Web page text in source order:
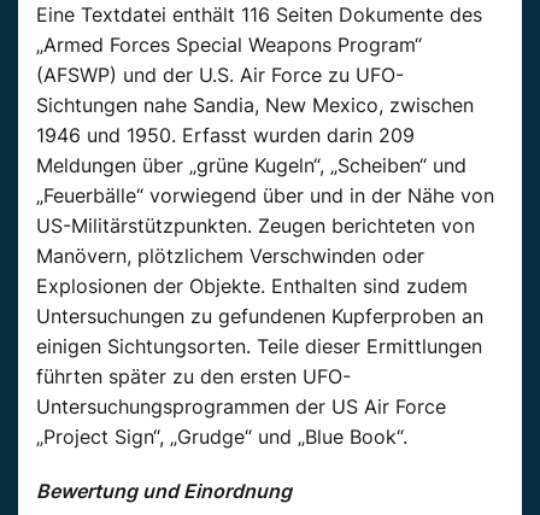
Eine Textdatei enthält 116 Seiten Dokumente des
„Armed Forces Special Weapons Program“
(AFSWP) und der U.S. Air Force zu UFO-
Sichtungen nahe Sandia, New Mexico, zwischen
1946 und 1950. Erfasst wurden darin 209
Meldungen über „grüne Kugeln“, „Scheiben“ und
„Feuerbälle“ vorwiegend über und in der Nähe von
US-Militärstützpunkten. Zeugen berichteten von
Manövern, plötzlichem Verschwinden oder
Explosionen der Objekte. Enthalten sind zudem
Untersuchungen zu gefundenen Kupferproben an
einigen Sichtungsorten. Teile dieser Ermittlungen
führten später zu den ersten UFO-
Untersuchungsprogrammen der US Air Force
„Project Sign“, „Grudge“ und „Blue Book“.
Bewertung und Einordnung